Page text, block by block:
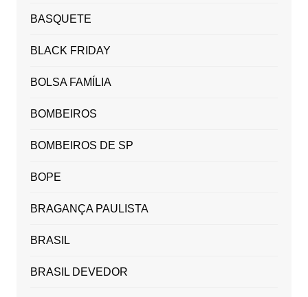
BASQUETE
BLACK FRIDAY
BOLSA FAMÍLIA
BOMBEIROS
BOMBEIROS DE SP
BOPE
BRAGANÇA PAULISTA
BRASIL
BRASIL DEVEDOR